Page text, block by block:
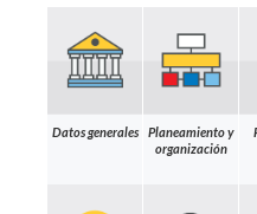
Datos generales
Planeamiento y
organización